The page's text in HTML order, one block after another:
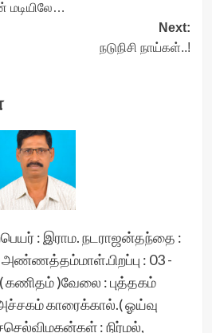
மடியிலே…
Next:
நடுநிசி நாய்கள்..!
: இராம. நடராஜன்தந்தை :
: 03 -
( கணிதம் )வேலை : புத்தகம்
காரைக்கால்.( ஓய்வு
: நிர்மல்,